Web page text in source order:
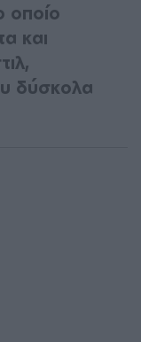
οποίο
και
δύσκολα